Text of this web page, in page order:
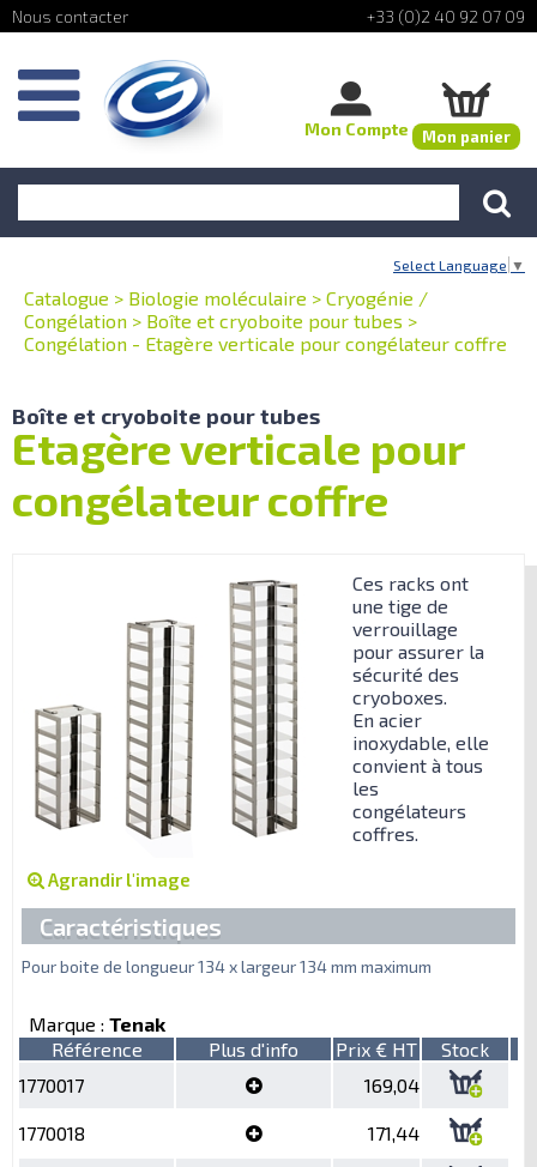
+33 (0)2 40 92 07 09
Mon Compte Mon panier
Select Language ▼
Catalogue > Biologie moléculaire > Cryogénie /
Congélation > Boîte et cryoboite pour tubes >
Congélation - Etagère verticale pour congélateur coffre
Boîte et cryoboite pour tubes
Etagère verticale pour
congélateur coffre
Agrandir l'image
Ces racks ont
une tige de
verrouillage
pour assurer la
sécurité des
cryoboxes.
En acier
inoxydable, elle
convient à tous
les
congélateurs
coffres.
Caractéristiques
Pour boite de longueur 134 x largeur 134 mm maximum
Marque : Tenak
Référence
Plus d'info Prix € HT
Stock
1770017
169,04
1770018 171,44